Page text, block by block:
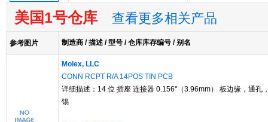
美国1号仓库 查看更多相关产品
参考图片 制造商 / 描述 / 型号 / 仓库库存编号 / 别名
Molex, LLC
CONN RCPT R/A 14POS TIN PCB
详细描述：14 位 插座 连接器 0.156"（3.96mm） 板边缘，通孔
锡